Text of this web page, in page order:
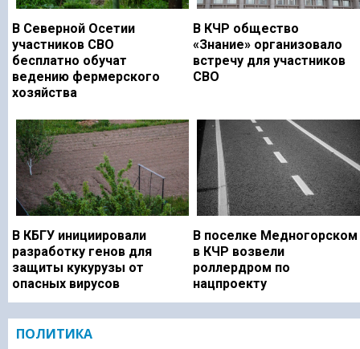
В Северной Осетии
участников СВО
бесплатно обучат
ведению фермерского
хозяйства
В КЧР общество
«Знание» организовало
встречу для участников
СВО
В КБГУ инициировали
разработку генов для
защиты кукурузы от
опасных вирусов
В поселке Медногорском
в КЧР возвели
роллердром по
нацпроекту
ПОЛИТИКА